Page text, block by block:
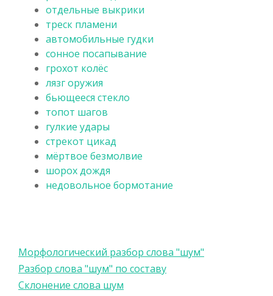
отдельные выкрики
треск пламени
автомобильные гудки
сонное посапывание
грохот колёс
лязг оружия
бьющееся стекло
топот шагов
гулкие удары
стрекот цикад
мёртвое безмолвие
шорох дождя
недовольное бормотание
Морфологический разбор слова "шум"
Разбор слова "шум" по составу
Склонение слова шум